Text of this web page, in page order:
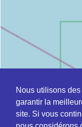
Nous utilisons
garantir la
site. Si vous